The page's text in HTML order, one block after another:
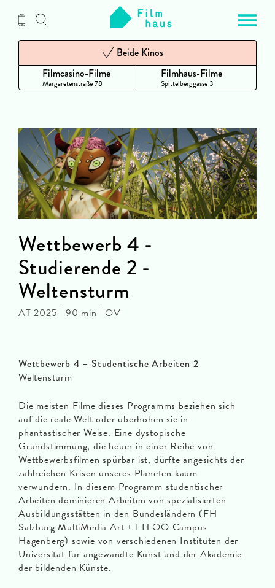
Inhalt
Filmcasino-Filme
Margaretenstraße 78
Beide Kinos
Filmhaus-Filme
Spittelberggasse 3
Wettbewerb 4 – Studentische Arbeiten 2
Weltensturm
Die meisten Filme dieses Programms beziehen sich
auf die reale Welt oder überhöhen sie in
phantastischer Weise. Eine dystopische
Grundstimmung, die heuer in einer Reihe von
Wettbewerbsfilmen spürbar ist, dürfte angesichts der
zahlreichen Krisen unseres Planeten kaum
verwundern. In diesem Programm studentischer
Arbeiten dominieren Arbeiten von spezialisierten
Ausbildungsstätten in den Bundesländern (FH
Salzburg MultiMedia Art + FH OÖ Campus
Hagenberg) sowie von verschiedenen Instituten der
Universität für angewandte Kunst und der Akademie
der bildenden Künste.
Wettbewerb 4 -
Studierende 2 -
Weltensturm
AT 2025 | 90 min | OV